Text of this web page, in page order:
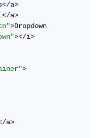
</a>
</a>
>Dropdown
></i>
>
</a>